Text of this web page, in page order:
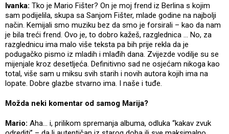
Ivanka: Tko je Mario Fišter? On je moj frend iz Berlina s kojim
sam podijelila, skupa sa Sanjom Fišter, mlade godine na najbolji
način. Kemijali smo muziku bez da smo je forsirali – kao da nam
je bila treći frend. Ovo je, to dobro kažeš, razglednica ... No, za
razglednicu ima malo više teksta pa bih prije rekla da je
podugačko pismo iz mladih i mlađih dana. Zvijezde vodilje su se
mijenjale kroz desetljeća. Definitivno sad ne osjećam nikoga kao
total, više sam u miksu svih starih i novih autora kojih ima na
lopate. Dobre glazbe stvarno ima. I naše i tuđe.
Možda neki komentar od samog Marija?
Mario: Aha... i, prilikom spremanja albuma, odluka “kakav zvuk